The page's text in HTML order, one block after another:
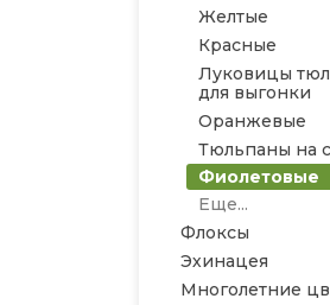
Желтые
Красные
Луковицы
для выгонки
Оранжевые
Тюльпаны на
Фиолетовые
Еще...
Флоксы
Эхинацея
Многолетние